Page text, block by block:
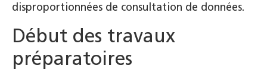
disproportionnées de consultation de données.
Début des travaux
préparatoires